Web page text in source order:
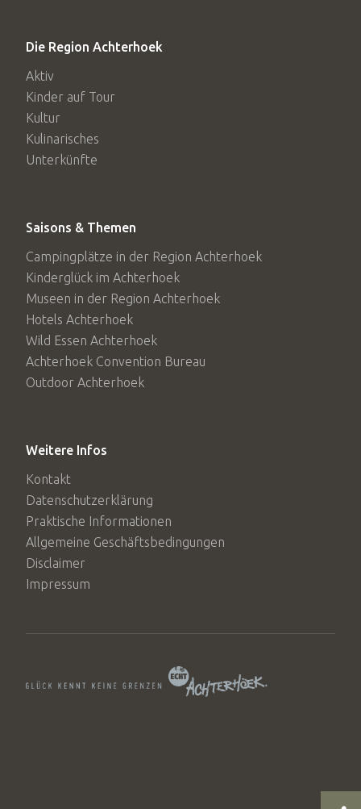
Die Region Achterhoek
Aktiv
Kinder auf Tour
Kultur
Kulinarisches
Unterkünfte
Saisons & Themen
Campingplätze in der Region Achterhoek
Kinderglück im Achterhoek
Museen in der Region Achterhoek
Hotels Achterhoek
Wild Essen Achterhoek
Achterhoek Convention Bureau
Outdoor Achterhoek
Weitere Infos
Kontakt
Datenschutzerklärung
Praktische Informationen
Allgemeine Geschäftsbedingungen
Disclaimer
Impressum